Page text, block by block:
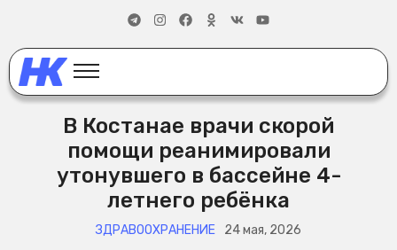
В Костанае врачи скорой
помощи реанимировали
утонувшего в бассейне 4-
летнего ребёнка
ЗДРАВООХРАНЕНИЕ 24 мая, 2026